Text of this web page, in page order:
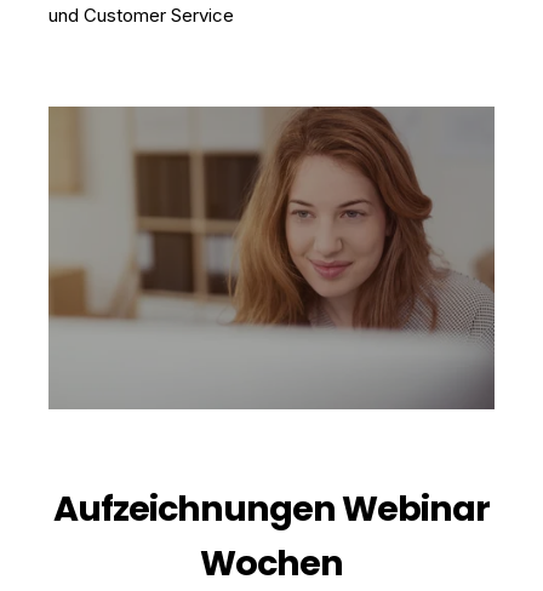
und Customer Service
Aufzeichnungen Webinar
Wochen